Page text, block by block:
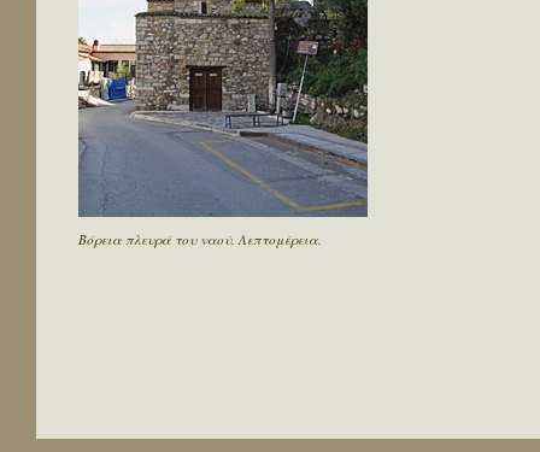
Βόρεια πλευρά του ναού. Λεπτομέρεια.